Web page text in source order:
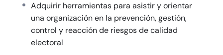
Una vez domine los conceptos y elementos clave
de los Sistemas de Gestión de Calidad Electoral
(SGCE), podrá presentar el examen y solicitar
Adquirir herramientas para asistir y orientar
una organización en la prevención, gestión,
control y reacción de riesgos de calidad
electoral